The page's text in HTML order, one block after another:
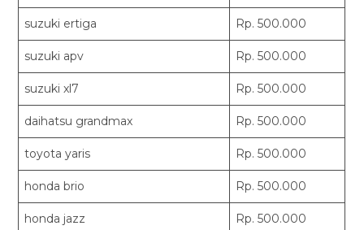
suzuki ertiga Rp. 500.000
suzuki apv Rp. 500.000
suzuki xl7 Rp. 500.000
daihatsu grandmax Rp. 500.000
toyota yaris Rp. 500.000
honda brio Rp. 500.000
honda jazz Rp. 500.000